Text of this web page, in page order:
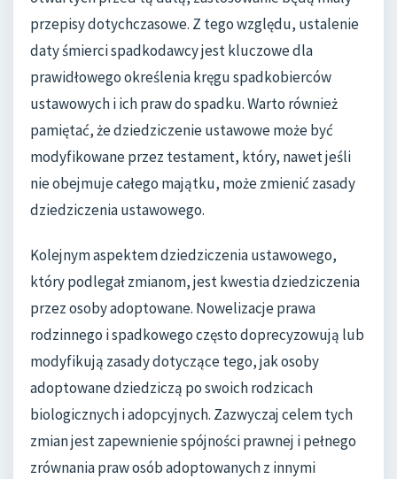
przepisy dotychczasowe. Z tego względu, ustalenie
daty śmierci spadkodawcy jest kluczowe dla
prawidłowego określenia kręgu spadkobierców
ustawowych i ich praw do spadku. Warto również
pamiętać, że dziedziczenie ustawowe może być
modyfikowane przez testament, który, nawet jeśli
nie obejmuje całego majątku, może zmienić zasady
dziedziczenia ustawowego.
Kolejnym aspektem dziedziczenia ustawowego,
który podlegał zmianom, jest kwestia dziedziczenia
przez osoby adoptowane. Nowelizacje prawa
rodzinnego i spadkowego często doprecyzowują lub
modyfikują zasady dotyczące tego, jak osoby
adoptowane dziedziczą po swoich rodzicach
biologicznych i adopcyjnych. Zazwyczaj celem tych
zmian jest zapewnienie spójności prawnej i pełnego
zrównania praw osób adoptowanych z innymi